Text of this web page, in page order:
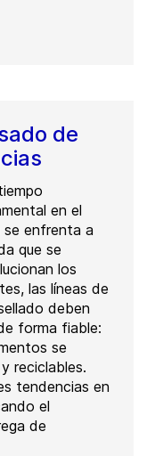
de
en el
se enfrenta a
que se
los
las líneas de
deben
forma fiable:
se
reciclables.
tendencias en
el
de